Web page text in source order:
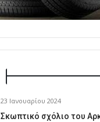
23 Ιανουαρίου 2024
Σκωπτικό σχόλιο του